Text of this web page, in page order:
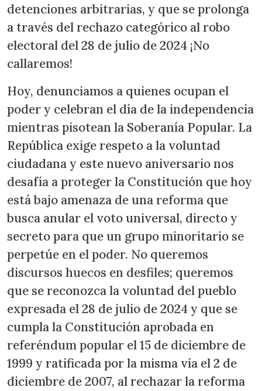
detenciones arbitrarias, y que se prolonga
a través del rechazo categórico al robo
electoral del 28 de julio de 2024 ¡No
callaremos!
Hoy, denunciamos a quienes ocupan el
poder y celebran el día de la independencia
mientras pisotean la Soberanía Popular. La
República exige respeto a la voluntad
ciudadana y este nuevo aniversario nos
desafía a proteger la Constitución que hoy
está bajo amenaza de una reforma que
busca anular el voto universal, directo y
secreto para que un grupo minoritario se
perpetúe en el poder. No queremos
discursos huecos en desfiles; queremos
que se reconozca la voluntad del pueblo
expresada el 28 de julio de 2024 y que se
cumpla la Constitución aprobada en
referéndum popular el 15 de diciembre de
1999 y ratificada por la misma vía el 2 de
diciembre de 2007, al rechazar la reforma